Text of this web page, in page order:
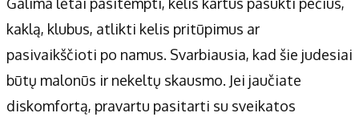
kaklą, klubus, atlikti kelis pritūpimus ar
pasivaikščioti po namus. Svarbiausia, kad šie judesiai
būtų malonūs ir nekeltų skausmo. Jei jaučiate
diskomfortą, pravartu pasitarti su sveikatos